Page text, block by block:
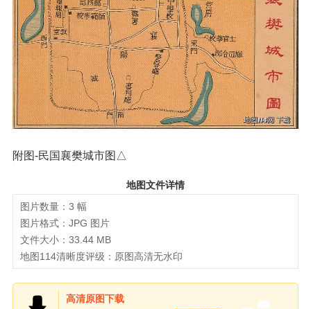
附图-民国襄樊城市图△
地图文件详情
图片数量：3 幅
图片格式：JPG 图片
文件大小：33.44 MB
地图114清晰度评级：原图高清无水印
高清原图下载